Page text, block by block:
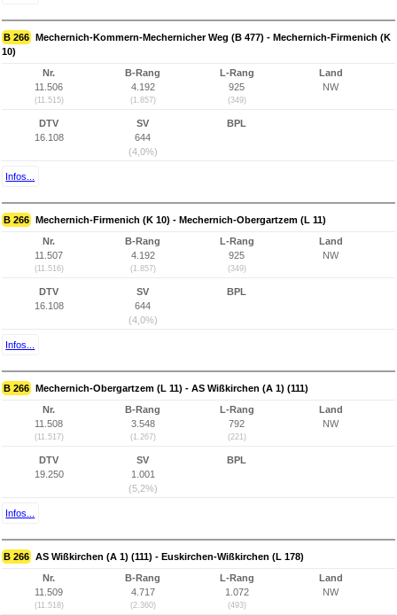
B 266 Mechernich-Kommern-Mechernicher Weg (B 477) - Mechernich-Firmenich (K
10)
Nr.
11.506
(11.515)
B-Rang
4.192
(1.857)
L-Rang
925
(349)
Land
NW
DTV
16.108
SV
644
(4,0%)
BPL
Infos...
B 266 Mechernich-Firmenich (K 10) - Mechernich-Obergartzem (L 11)
Nr.
11.507
(11.516)
B-Rang
4.192
(1.857)
L-Rang
925
(349)
Land
NW
DTV
16.108
SV
644
(4,0%)
BPL
Infos...
B 266 Mechernich-Obergartzem (L 11) - AS Wißkirchen (A 1) (111)
Nr.
11.508
(11.517)
B-Rang
3.548
(1.267)
L-Rang
792
(221)
Land
NW
DTV
19.250
SV
1.001
(5,2%)
BPL
Infos...
B 266 AS Wißkirchen (A 1) (111) - Euskirchen-Wißkirchen (L 178)
Nr.
11.509
(11.518)
B-Rang
4.717
(2.360)
L-Rang
1.072
(493)
Land
NW